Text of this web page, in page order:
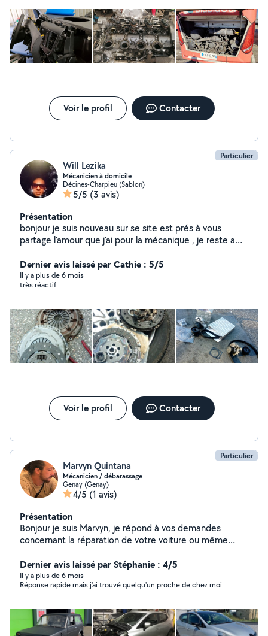
Voir le profil Contacter
Particulier
Will Lezika
Mécanicien à domicile
Décines-Charpieu (Sablon)
5/5 (3 avis)
Présentation
bonjour je suis nouveau sur se site est prés à vous
partage l'amour que j'ai pour la mécanique , je reste a
prestations cordialement
Dernier avis laissé par Cathie : 5/5
Il y a plus de 6 mois
très réactif
Voir le profil Contacter
Particulier
Marvyn Quintana
Mécanicien / débarassage
Genay (Genay)
4/5 (1 avis)
Présentation
Bonjour je suis Marvyn, je répond à vos demandes
concernant la réparation de votre voiture ou même
Dernier avis laissé par Stéphanie : 4/5
Il y a plus de 6 mois
Réponse rapide mais j'ai trouvé quelqu'un proche de chez moi